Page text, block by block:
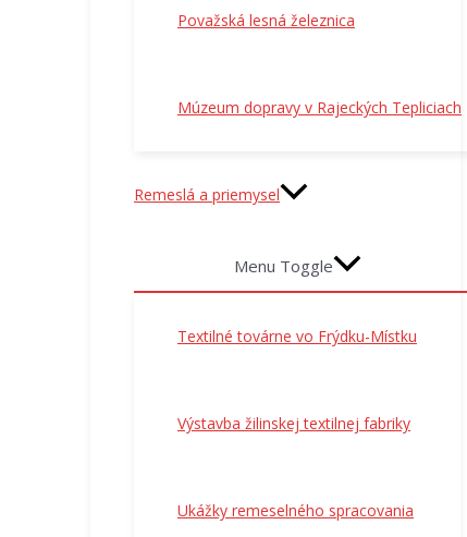
Považská lesná železnica
Múzeum dopravy v Rajeckých Tepliciach
Remeslá a priemysel
Menu Toggle
Textilné továrne vo Frýdku-Místku
Výstavba žilinskej textilnej fabriky
Ukážky remeselného spracovania